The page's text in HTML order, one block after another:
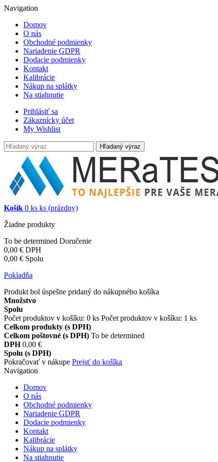
Navigation
Domov
O nás
Obchodné podmienky
Nariadenie GDPR
Dodacie podmienky
Kontakt
Kalibrácie
Nákup na splátky
Na stiahnutie
Prihlásiť sa
Zákaznícky účet
My Wishlist
Hľadaný výraz
Košík 0 ks ks (prázdny)
Žiadne produkty
To be determined Doručenie
0,00 € DPH
0,00 € Spolu
Pokladňa
Produkt bol úspešne pridaný do nákupného košíka
Množstvo
Spolu
Počet produktov v košíku: 0 ks Počet produktov v košíku: 1 ks
Celkom produkty (s DPH)
Celkom poštovné (s DPH) To be determined
DPH 0,00 €
Spolu (s DPH)
Pokračovať v nákupe Prejsť do košíka
Navigation
Domov
O nás
Obchodné podmienky
Nariadenie GDPR
Dodacie podmienky
Kontakt
Kalibrácie
Nákup na splátky
Na stiahnutie